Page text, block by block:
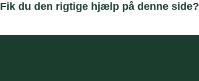
Fik du den rigtige hjælp på denne side?